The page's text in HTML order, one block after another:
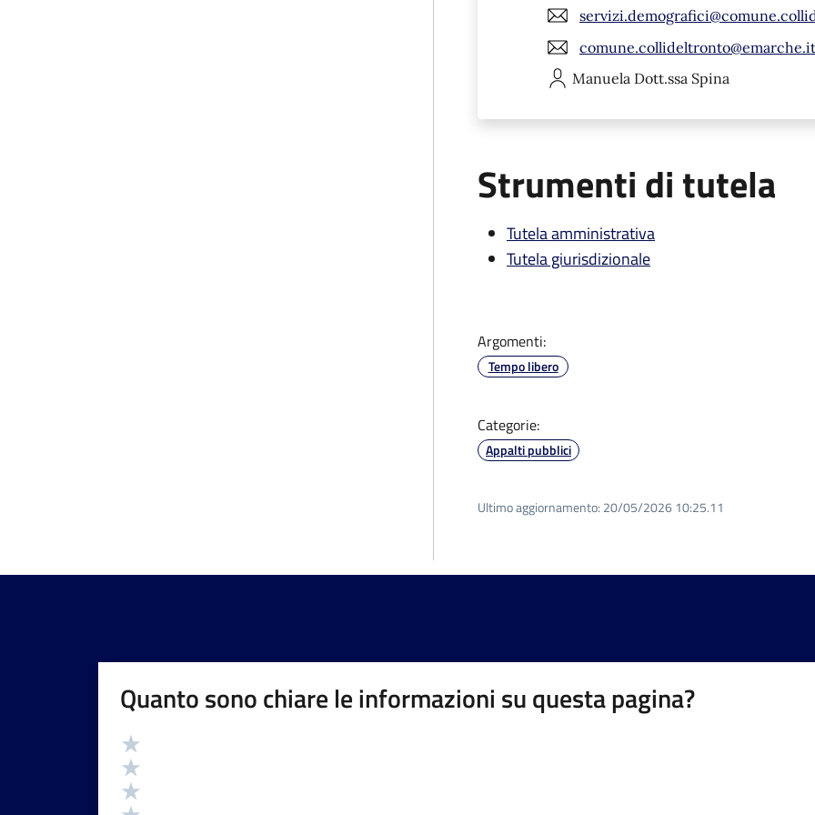
comune.collideltronto@emarche.it
Manuela Dott.ssa Spina
Strumenti di tutela
Tutela amministrativa
Tutela giurisdizionale
Argomenti:
Tempo libero
Categorie:
Appalti pubblici
Ultimo aggiornamento: 20/05/2026 10:25.11
Quanto sono chiare le informazioni su questa pagina?
Valutazione